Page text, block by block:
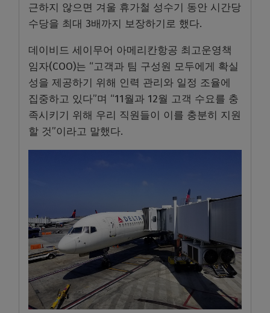
근하지 않으면 겨울 휴가철 성수기 동안 시간당
수당을 최대 3배까지 보장하기로 했다.
데이비드 세이무어 아메리칸항공 최고운영책
임자(COO)는 “고객과 팀 구성원 모두에게 확실
성을 제공하기 위해 인력 관리와 일정 조율에
집중하고 있다”며 “11월과 12월 고객 수요를 충
족시키기 위해 우리 직원들이 이를 충분히 지원
할 것”이라고 말했다.